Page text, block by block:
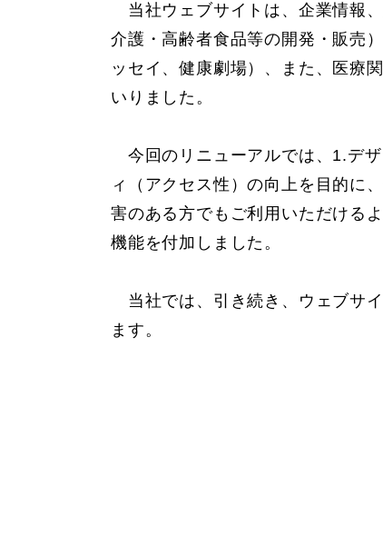
当社ウェブサイトは、企業情報
介護・高齢者食品等の開発・販売
ッセイ、健康劇場）、また、医療
いりました。
今回のリニューアルでは、1.デ
ィ（アクセス性）の向上を目的に
害のある方でもご利用いただける
機能を付加しました。
当社では、引き続き、ウェブサ
ます。